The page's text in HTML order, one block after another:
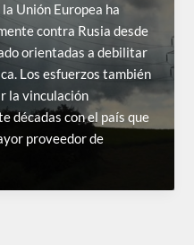
Unión Europea ha
contra Rusia desde
orientadas a debilitar
Los esfuerzos también
la vinculación
décadas con el país que
proveedor de